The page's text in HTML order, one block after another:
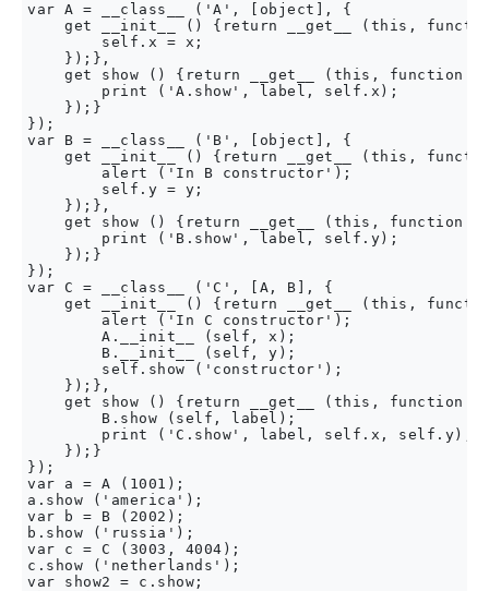
var A = __class__ ('A', [object], {
get __init__ () {return __get__ (this,
        self.x = x;
    });},
get show () {return __get__ (this, function
        print ('A.show', label, self.x);
    });}
});
var B = __class__ ('B', [object], {
get __init__ () {return __get__ (this,
        alert ('In B constructor');
        self.y = y;
    });},
get show () {return __get__ (this, function
        print ('B.show', label, self.y);
    });}
});
var C = __class__ ('C', [A, B], {
get __init__ () {return __get__ (this,
        alert ('In C constructor');
        A.__init__ (self, x);
        B.__init__ (self, y);
        self.show ('constructor');
    });},
get show () {return __get__ (this, function
        B.show (self, label);
        print ('C.show', label, self.x, self.y);
    });}
});
var a = A (1001);
a.show ('america');
var b = B (2002);
b.show ('russia');
var c = C (3003, 4004);
c.show ('netherlands');
var show2 = c.show;